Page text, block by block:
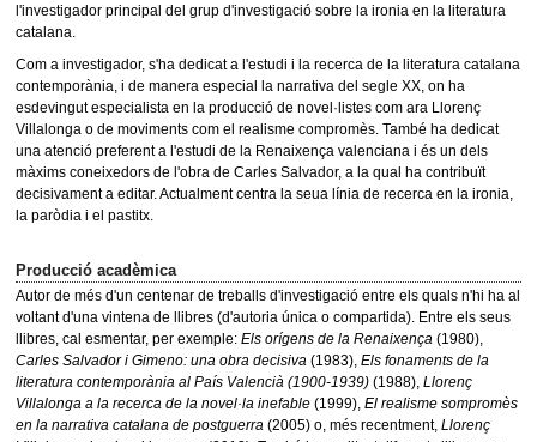
l'investigador principal del grup d'investigació sobre la ironia en la literatura
catalana.
Com a investigador, s'ha dedicat a l'estudi i la recerca de la literatura catalana
contemporània, i de manera especial la narrativa del segle XX, on ha
esdevingut especialista en la producció de novel·listes com ara Llorenç
Villalonga o de moviments com el realisme compromès. També ha dedicat
una atenció preferent a l'estudi de la Renaixença valenciana i és un dels
màxims coneixedors de l'obra de Carles Salvador, a la qual ha contribuït
decisivament a editar. Actualment centra la seua línia de recerca en la ironia,
la paròdia i el pastitx.
Producció acadèmica
Autor de més d'un centenar de treballs d'investigació entre els quals n'hi ha al
voltant d'una vintena de llibres (d'autoria única o compartida). Entre els seus
llibres, cal esmentar, per exemple: Els orígens de la Renaixença (1980),
Carles Salvador i Gimeno: una obra decisiva (1983), Els fonaments de la
literatura contemporània al País Valencià (1900-1939)(1988), Llorenç
Villalonga a la recerca de la novel·la inefable(1999), El realisme sompromès
en la narrativa catalana de postguerra (2005) o, més recentment, Llorenç